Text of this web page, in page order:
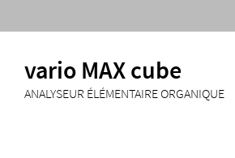
vario MAX cube
ANALYSEUR ÉLÉMENTAIRE ORGANIQUE